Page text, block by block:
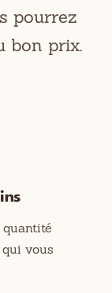
pourrez
bon prix.
vous